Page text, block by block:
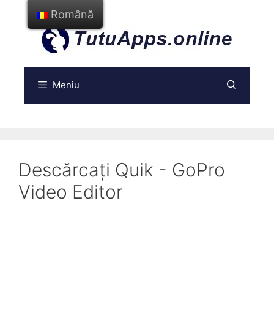
conținut
Meniu
Descărcați Quik - GoPro
Video Editor
Română